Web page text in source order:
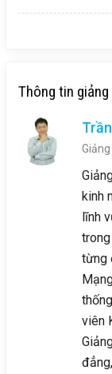
Thông tin giảng
kinh
lĩnh
từng
viên